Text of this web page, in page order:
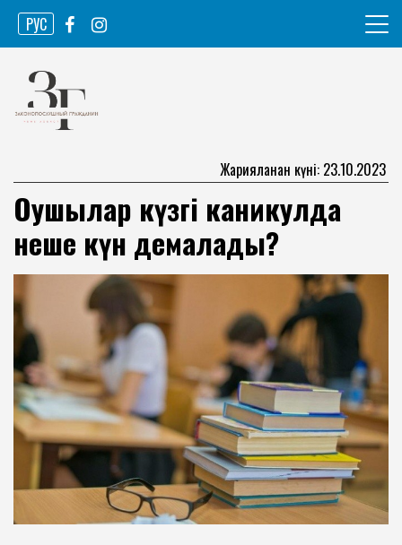
Skip
content
РУС
Законопослушный гражданин
Жарияланған күні: 23.10.2023
Оқушылар күзгі каникулда
неше күн демалады?